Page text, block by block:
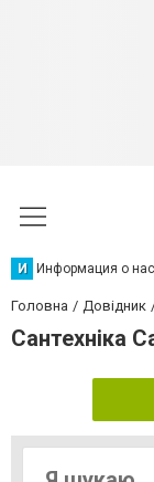
И Информация о нас
Головна Довідник
Сантехніка